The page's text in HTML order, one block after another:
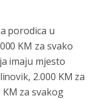
porodica u
KM za svako
imaju mjesto
2.000 KM za
za svakog